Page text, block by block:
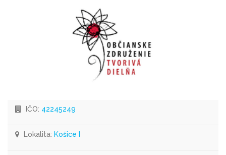
IČO: 42245249
Lokalita: Košice I